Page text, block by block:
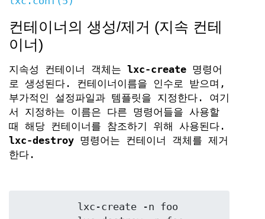
컨테이너의 생성/제거 (지속 컨테
이너)
지속성 컨테이너 객체는 lxc-create 명령어
로 생성된다. 컨테이너이름을 인수로 받으며,
부가적인 설정파일과 템플릿을 지정한다. 여기
서 지정하는 이름은 다른 명령어들을 사용할
때 해당 컨테이너를 참조하기 위해 사용된다.
lxc-destroy 명령어는 컨테이너 객체를 제거
한다.